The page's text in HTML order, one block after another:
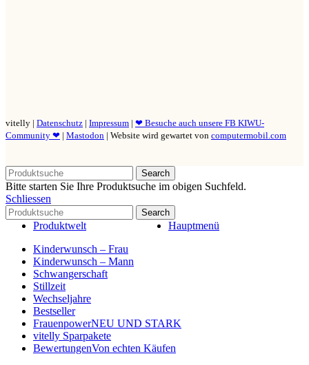
vitelly | Datenschutz | Impressum | ❤ Besuche auch unsere FB KIWU-
Community ❤ | Mastodon | Website wird gewartet von computermobil.com
Search
Bitte starten Sie Ihre Produktsuche im obigen Suchfeld.
Schliessen
Search
Hauptmenü
Produktwelt
Kinderwunsch – Frau
Kinderwunsch – Mann
Schwangerschaft
Stillzeit
Wechseljahre
Bestseller
FrauenpowerNEU UND STARK
vitelly Sparpakete
BewertungenVon echten Käufen